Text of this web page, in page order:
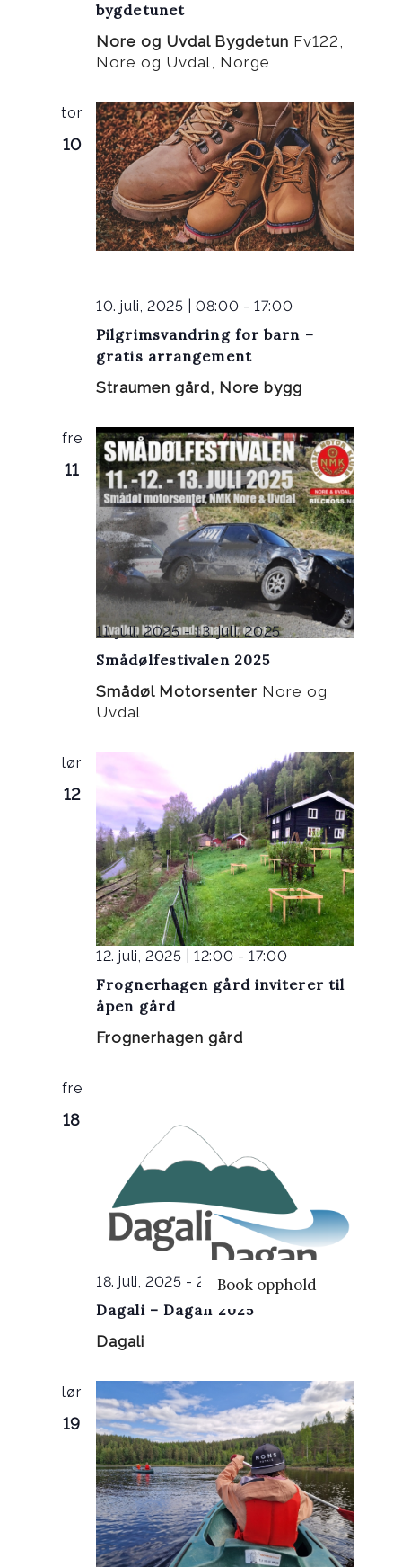
bygdetunet
Nore og Uvdal Bygdetun Fv122,
Nore og Uvdal, Norge
tor
10
Pilgrimsvandring for barn –
gratis arrangement
10. juli, 2025 | 08:00 -17:00
Straumen gård, Nore bygg
fre
11
Smådølfestivalen 2025
11. juli, 2025-13. juli, 2025
Smådøl Motorsenter Nore og
Uvdal
lør
12
Frognerhagen gård inviterer til
åpen gård
12. juli, 2025 | 12:00 -17:00
Frognerhagen gård
fre
18
Dagali – Dagan 2025
18. juli, 2025 -20. juli, 2025
Dagali
lør
19
Book opphold